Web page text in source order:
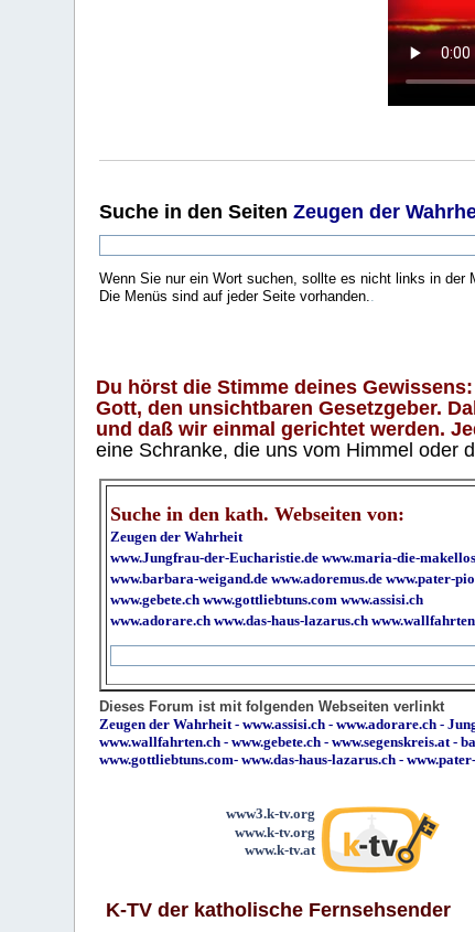
Suche in den SeitenZeugen der
Wenn Sie nur ein Wort suchen, sollte es nicht links in der
Die Menüs sind auf jeder Seite vorhanden.
Du hörst die Stimme deines
Gott, den unsichtbaren Gesetzgeber.
und daß wir einmal gerichtet werden.
eine Schranke, die uns vom Himmel oder
Suche in den kath. Webseiten von:
Zeugen der Wahrheit
www.Jungfrau-der-Eucharistie.de www.maria-die-
www.barbara-weigand.de www.adoremus.de www.pater-
www.gebete.ch www.gottliebtuns.com www.assisi.ch
www.adorare.ch www.das-haus-lazarus.ch
Dieses Forum ist mit folgenden Webseiten verlinkt
Zeugen der Wahrheit -www.assisi.ch -www.adorare.ch -
www.wallfahrten.ch -www.gebete.ch -www.segenskreis.at -
www.gottliebtuns.com-www.das-haus-lazarus.ch -
www3.k-tv.org
www.k-tv.org
www.k-tv.at
K-TV der katholische Fernsehsender